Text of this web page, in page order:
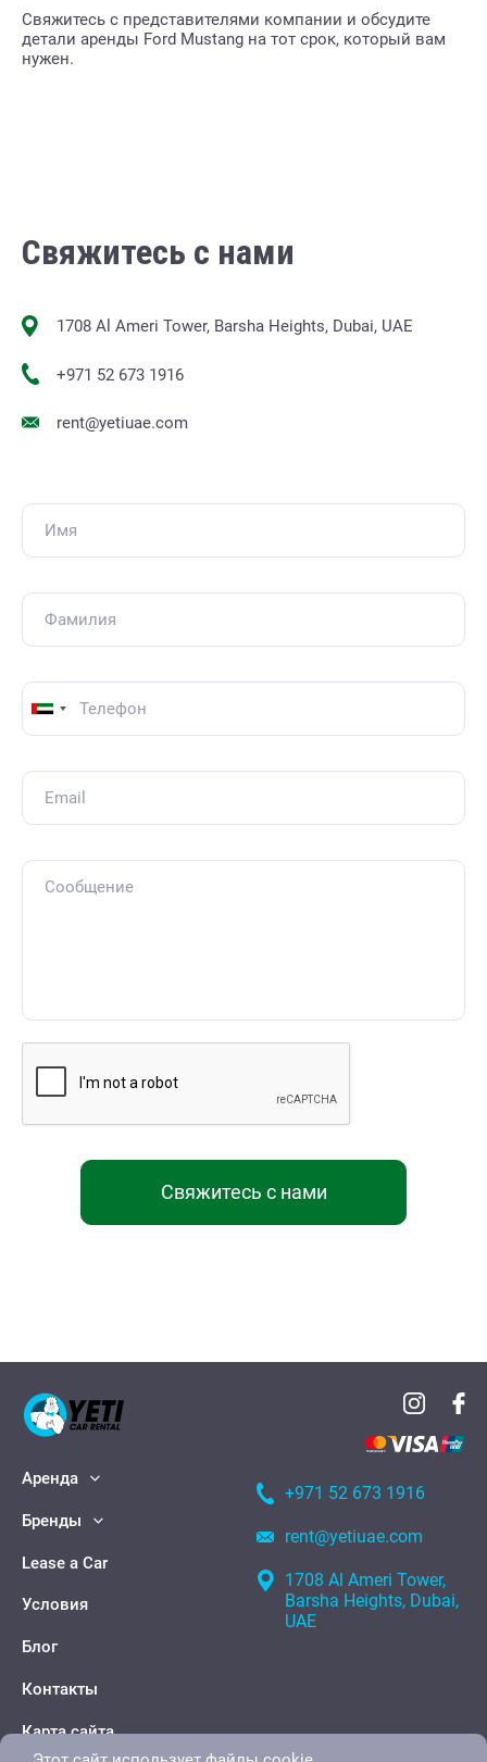
Свяжитесь с представителями компании и обсудите
детали аренды Ford Mustang на тот срок, который вам
нужен.
Свяжитесь с нами
1708 Al Ameri Tower, Barsha Heights, Dubai, UAE
+971 52 673 1916
rent@yetiuae.com
Свяжитесь с нами
Аренда
Бренды
Lease a Car
Условия
Блог
Контакты
Карта сайта
+971 52 673 1916
rent@yetiuae.com
1708 Al Ameri Tower,
Barsha Heights, Dubai,
UAE